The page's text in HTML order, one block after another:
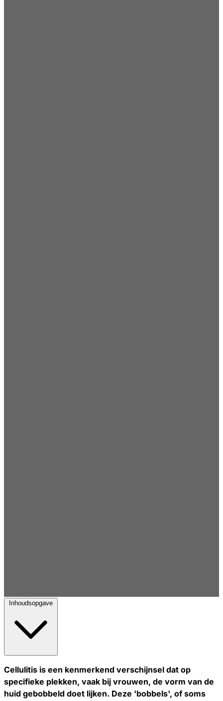
Inhoudsopgave
Cellulitis is een kenmerkend verschijnsel dat op
specifieke plekken, vaak bij vrouwen, de vorm van de
huid gebobbeld doet lijken. Deze 'bobbels', of soms